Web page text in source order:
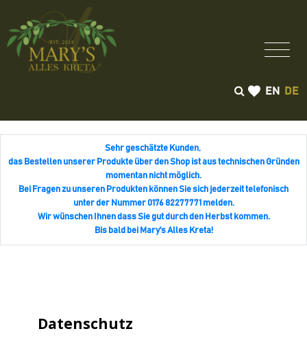
EN DE
Sehr geschätzte Kunden,
das Bestellen unserer Produkte über den Shop ist aus technischen Gründen
momentan nicht möglich.
Bei Fragen zu unseren Produkten können Sie sich jederzeit telefonisch
unter der Nummer 0176 82277771 melden.
Wir wünschen Ihnen dass Sie gut durch den Herbst kommen.
Bis bald bei Mary's Alles Kreta!
Datenschutz